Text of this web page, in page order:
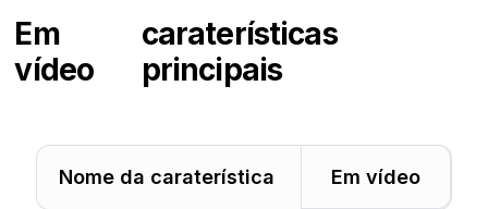
Em
vídeo
caraterísticas
principais
Nome da caraterística Em vídeo